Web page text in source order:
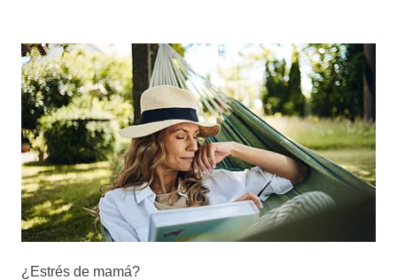
¿Estrés de mamá?